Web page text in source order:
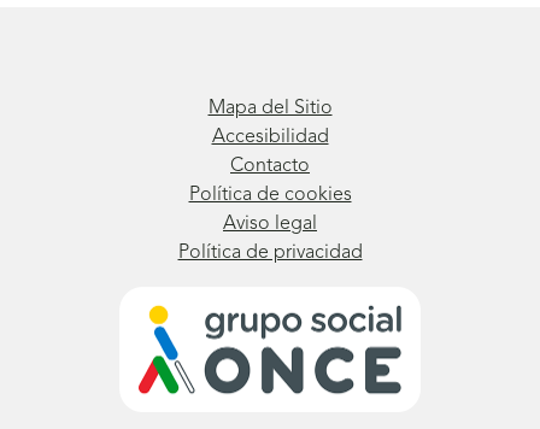
Mapa del Sitio
Accesibilidad
Contacto
Política de cookies
Aviso legal
Política de privacidad